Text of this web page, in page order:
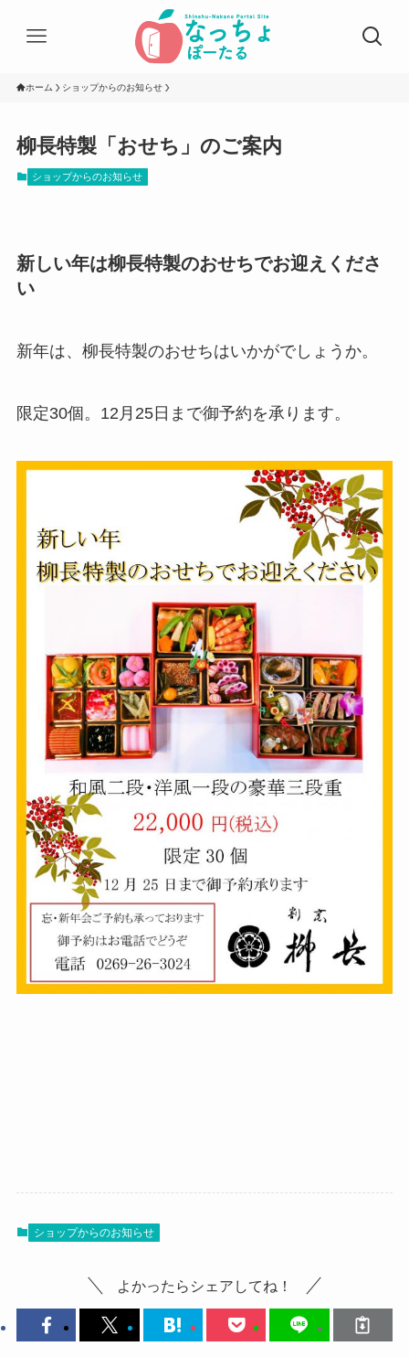
ホーム ショップからのお知らせ
柳長特製「おせち」のご案内
ショップからのお知らせ
新しい年は柳長特製のおせちでお迎えくださ
い
新年は、柳長特製のおせちはいかがでしょうか。
限定30個。12月25日まで御予約を承ります。
ショップからのお知らせ
よかったらシェアしてね！